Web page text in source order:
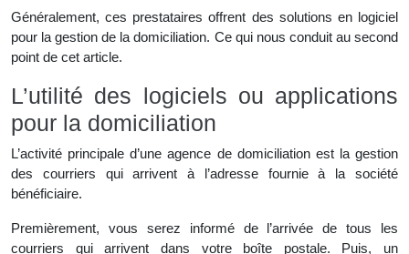
Généralement, ces prestataires offrent des solutions en logiciel
pour la gestion de la domiciliation. Ce qui nous conduit au second
point de cet article.
L’utilité des logiciels ou applications
pour la domiciliation
L’activité principale d’une agence de domiciliation est la gestion
des courriers qui arrivent à l’adresse fournie à la société
bénéficiaire.
Premièrement, vous serez informé de l’arrivée de tous les
courriers qui arrivent dans votre boîte postale. Puis, un